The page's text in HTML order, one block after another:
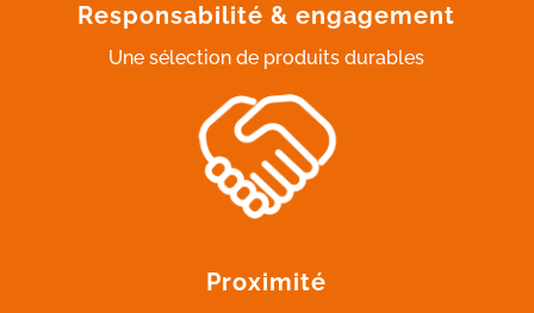
Responsabilité & engagement
Une sélection de produits durables
Proximité